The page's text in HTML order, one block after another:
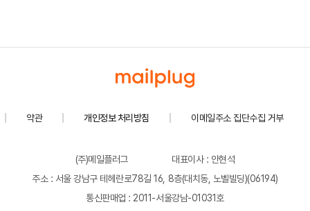
약관 개인정보 처리방침 이메일주소 집단수집 거부
(주)메일플러그
대표이사 : 안현석
주소 : 서울 강남구 테헤란로78길 16, 8층(대치동, 노벨빌딩)(06194)
통신판매업 : 2011-서울강남-01031호